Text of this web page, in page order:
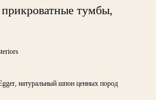
тумбы,
натуральный шпон ценных пород